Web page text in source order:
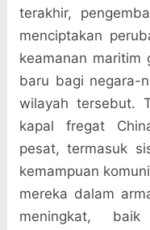
terakhir,
menciptakan
keamanan maritim
baru bagi negara-
wilayah tersebut.
kapal fregat
pesat, termasuk
kemampuan
mereka dalam
meningkat,